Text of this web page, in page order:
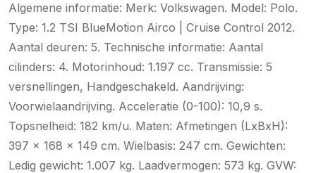
Algemene informatie: Merk: Volkswagen. Model: Polo.
Type: 1.2 TSI BlueMotion Airco | Cruise Control 2012.
Aantal deuren: 5. Technische informatie: Aantal
cilinders: 4. Motorinhoud: 1.197 cc. Transmissie: 5
versnellingen, Handgeschakeld. Aandrijving:
Voorwielaandrijving. Acceleratie (0-100): 10,9 s.
Topsnelheid: 182 km/u. Maten: Afmetingen (LxBxH):
397 x 168 x 149 cm. Wielbasis: 247 cm. Gewichten:
Ledig gewicht: 1.007 kg. Laadvermogen: 573 kg. GVW: